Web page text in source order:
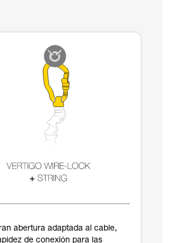
abertura adaptada al cable,
de conexión para las